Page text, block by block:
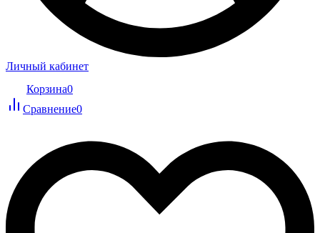
Личный кабинет
Корзина0
Сравнение0